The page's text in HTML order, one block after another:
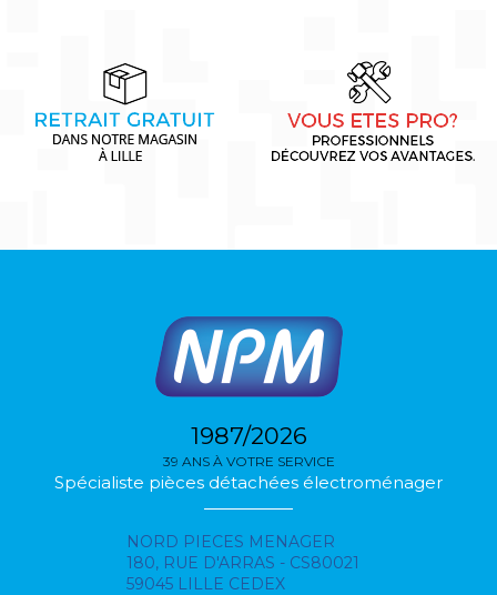
1987/2026
39 ANS À VOTRE SERVICE
Spécialiste pièces détachées électroménager
NORD PIECES MENAGER
180, RUE D'ARRAS - CS80021
59045 LILLE CEDEX